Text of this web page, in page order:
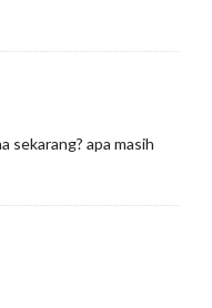
sekarang? apa masih